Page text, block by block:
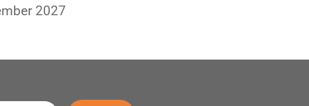
2027